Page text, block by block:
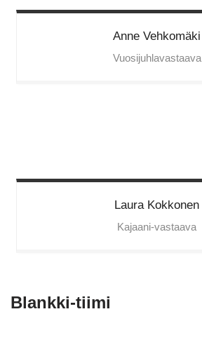
Anne Vehkomäki
Vuosijuhlavastaava
Laura Kokkonen
Kajaani-vastaava
Blankki-tiimi